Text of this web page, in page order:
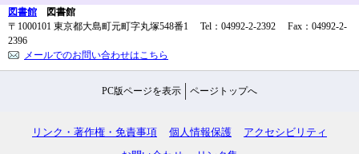
図書館 図書館
〒1000101 東京都大島町元町字丸塚548番1 Tel：04992-2-2392 Fax：04992-2-
2396
メールでのお問い合わせはこちら
PC版ページを表示 ページトップへ
リンク・著作権・免責事項 個人情報保護 アクセシビリティ